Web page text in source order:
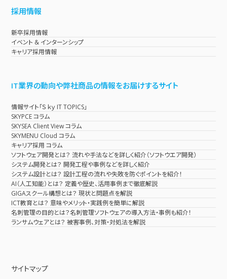
採用情報
新卒採用情報
イベント & インターンシップ
キャリア採用情報
IT業界の動向や弊社商品の情報をお届けするサイト
情報サイト「Ｓｋｙ IT TOPICS」
SKYPCE コラム
SKYSEA Client View コラム
SKYMENU Cloud コラム
キャリア採用 コラム
ソフトウェア開発とは？ 流れや手法などを詳しく紹介（ソフトウエア開発）
システム開発とは？ 開発工程や事例などを詳しく紹介
システム設計とは？ 設計工程の流れや失敗を防ぐポイントを紹介！
AI（人工知能）とは？ 定義や歴史、活用事例まで徹底解説
GIGAスクール構想とは？ 現状と問題点を解説
ICT教育とは？ 意味やメリット・実践例を簡単に解説
名刺管理の目的とは？名刺管理ソフトウェアの導入方法・事例も紹介！
ランサムウェアとは？ 被害事例、対策・対処法を解説
サイトマップ